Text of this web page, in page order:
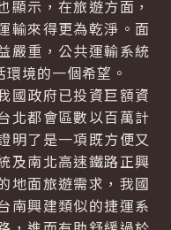
顯示，在旅遊方面，
輸來得更為乾淨。面
嚴重，公共運輸系統
境的一個希望。
政府已投資巨額資
北都會區數以百萬計
明了是一項既方便又
及南北高速鐵路正興
地面旅遊需求，我國
南興建類似的捷運系